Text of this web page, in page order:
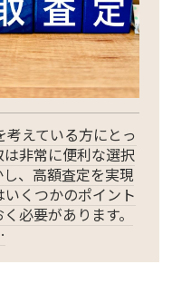
考えている方にとっ
は非常に便利な選択
、高額査定を実現
くつかのポイント
必要があります。